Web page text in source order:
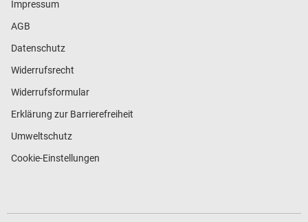
Impressum
AGB
Datenschutz
Widerrufsrecht
Widerrufsformular
Erklärung zur Barrierefreiheit
Umweltschutz
Cookie-Einstellungen